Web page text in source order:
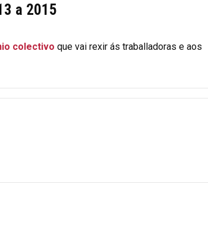
a 2015
colectivo que vai rexir ás traballadoras e aos